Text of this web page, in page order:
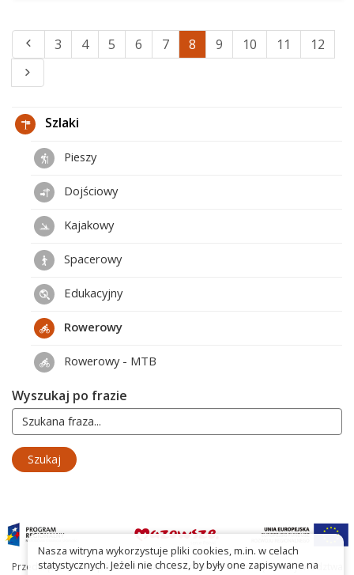
3 4 5 6 7 8 9 10 11 12
Szlaki
Pieszy
Dojściowy
Kajakowy
Spacerowy
Edukacyjny
Rowerowy
Rowerowy - MTB
Wyszukaj po frazie
Przedsięwzięcie współfinansowane ze środków Samorządu Województwa
Nasza witryna wykorzystuje pliki cookies, m.in. w celach
statystycznych. Jeżeli nie chcesz, by były one zapisywane na